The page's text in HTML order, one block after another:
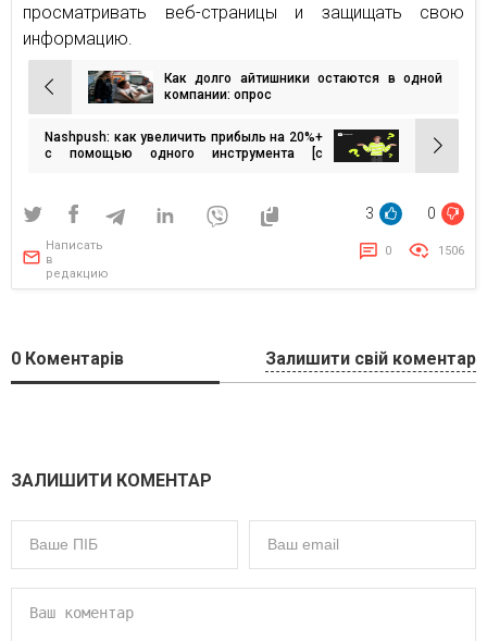
просматривать веб-страницы и защищать свою
информацию.
Навигация
по
записям
Как долго айтишники остаются в одной
компании: опрос
Nashpush: как увеличить прибыль на 20%+
с помощью одного инструмента [с
3 0
Написать
в
редакцию
0 1506
0 Коментарів Залишити свій коментар
ЗАЛИШИТИ КОМЕНТАР